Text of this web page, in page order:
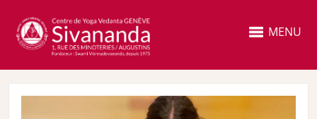
MENU